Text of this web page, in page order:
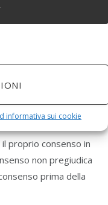
informativa sui cookie
anche per la loro
un contributo
proprio consenso in
non pregiudica
prima della